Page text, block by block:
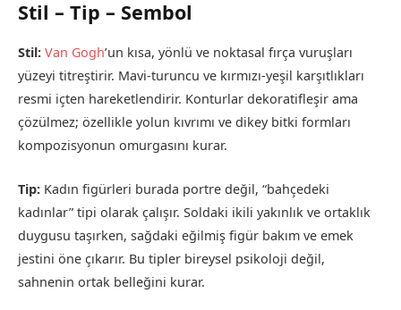
Stil – Tip – Sembol
Stil: Van Gogh’un kısa, yönlü ve noktasal fırça vuruşları
yüzeyi titreştirir. Mavi-turuncu ve kırmızı-yeşil karşıtlıkları
resmi içten hareketlendirir. Konturlar dekoratifleşir ama
çözülmez; özellikle yolun kıvrımı ve dikey bitki formları
kompozisyonun omurgasını kurar.
Tip: Kadın figürleri burada portre değil, “bahçedeki
kadınlar” tipi olarak çalışır. Soldaki ikili yakınlık ve ortaklık
duygusu taşırken, sağdaki eğilmiş figür bakım ve emek
jestini öne çıkarır. Bu tipler bireysel psikoloji değil,
sahnenin ortak belleğini kurar.